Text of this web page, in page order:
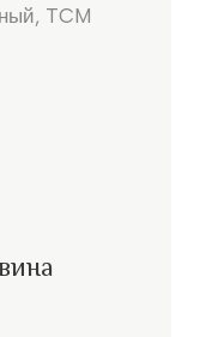
TCM